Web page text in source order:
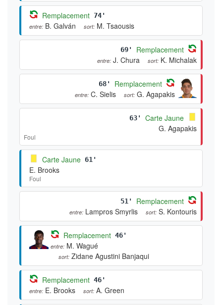
Remplacement 74'
entre: B. Galván sort: M. Tsaousis
69' Remplacement
entre: J. Chura sort: K. Michalak
68' Remplacement
entre: C. Sielis sort: G. Agapakis
63'
Carte Jaune
G. Agapakis
Foul
Carte Jaune 61'
E. Brooks
Foul
51' Remplacement
entre: Lampros Smyrlis sort: S. Kontouris
Remplacement 46'
entre: M. Wagué
sort: Zidane Agustini Banjaqui
Remplacement 46'
entre: E. Brooks sort: A. Green